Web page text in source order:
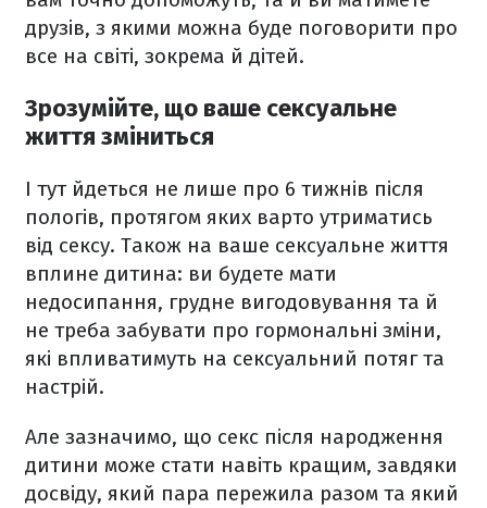
друзів, з якими можна буде поговорити про
все на світі, зокрема й дітей.
Зрозумійте, що ваше сексуальне
життя зміниться
І тут йдеться не лише про 6 тижнів після
пологів, протягом яких варто утриматись
від сексу. Також на ваше сексуальне життя
вплине дитина: ви будете мати
недосипання, грудне вигодовування та й
не треба забувати про гормональні зміни,
які впливатимуть на сексуальний потяг та
настрій.
Але зазначимо, що секс після народження
дитини може стати навіть кращим, завдяки
досвіду, який пара пережила разом та який